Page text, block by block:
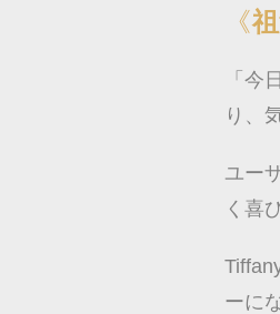
《
「今
り、
ユー
く喜
ーに